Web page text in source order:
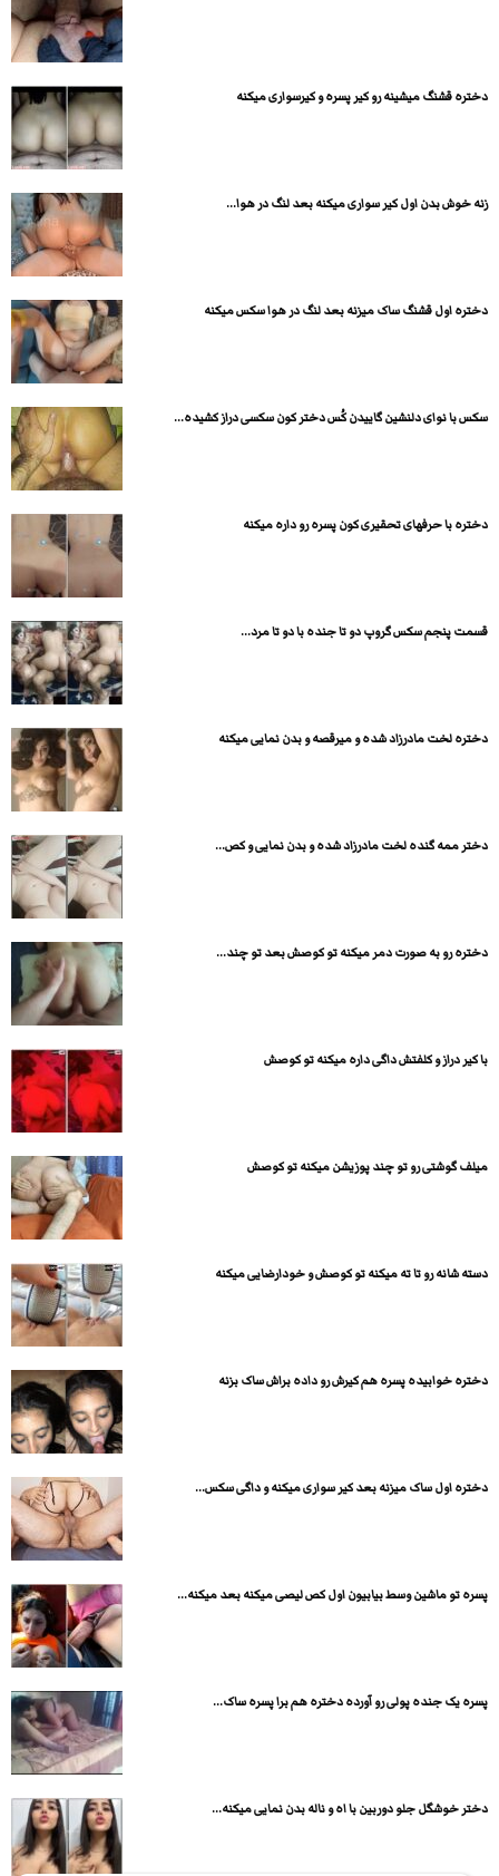
دختره قشنگ میشینه رو کیر پسره و کیرسواری میکنه
زنه خوش بدن اول کیر سواری میکنه بعد لنگ در هوا...
دختره اول قشنگ ساک میزنه بعد لنگ در هوا سکس میکنه
سکس با نوای دلنشین گاییدن کُس دختر کون سکسی دراز کشیده...
دختره با حرفهای تحقیری کون پسره رو داره میکنه
قسمت پنجم سکس گروپ دو تا جنده با دو تا مرد...
دختره لخت مادرزاد شده و میرقصه و بدن نمایی میکنه
دختر ممه گنده لخت مادرزاد شده و بدن نمایی و کص...
دختره رو به صورت دمر میکنه تو کوصش بعد تو چند...
با کیر دراز و کلفتش داگی داره میکنه تو کوصش
میلف گوشتی رو تو چند پوزیشن میکنه تو کوصش
دسته شانه رو تا ته میکنه تو کوصش و خودارضایی میکنه
دختره خوابیده پسره هم کیرش رو داده براش ساک بزنه
دختره اول ساک میزنه بعد کیر سواری میکنه و داگی سکس...
پسره تو ماشین وسط بیابیون اول کص لیصی میکنه بعد میکنه...
پسره یک جنده پولی رو آورده دختره هم برا پسره ساک...
دختر خوشگل جلو دوربین با اه و ناله بدن نمایی میکنه...